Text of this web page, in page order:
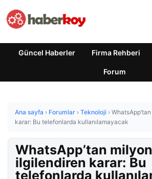
Güncel Haberler Firma Rehberi
Forum
Ana sayfa › Forumlar › Teknoloji ›
karar: Bu telefonlarda kullanılamayacak
WhatsApp’tan
ilgilendiren karar: Bu
telefonlarda